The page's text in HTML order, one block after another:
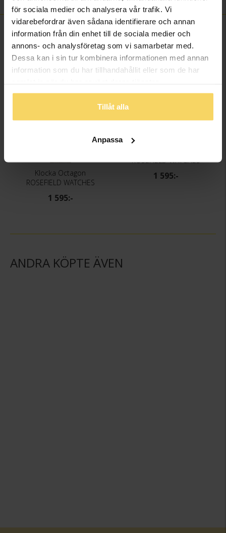
för sociala medier och analysera vår trafik. Vi
vidarebefordrar även sådana identifierare och annan
information från din enhet till de sociala medier och
annons- och analysföretag som vi samarbetar med.
Dessa kan i sin tur kombinera informationen med annan
information som du har tillhandahållit eller som de har
Tillåt alla
Anpassa
FINNS OCKSÅ SOM
Klocka Octagon
ROSEFIELD WATCHES
1 595:-
ROSEFIELD WATCHES
1 595:-
ANDRA KÖPTE ÄVEN